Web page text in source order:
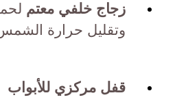
زجاج خلفي معتم
وتقليل حرارة
قفل مركزي للأبواب